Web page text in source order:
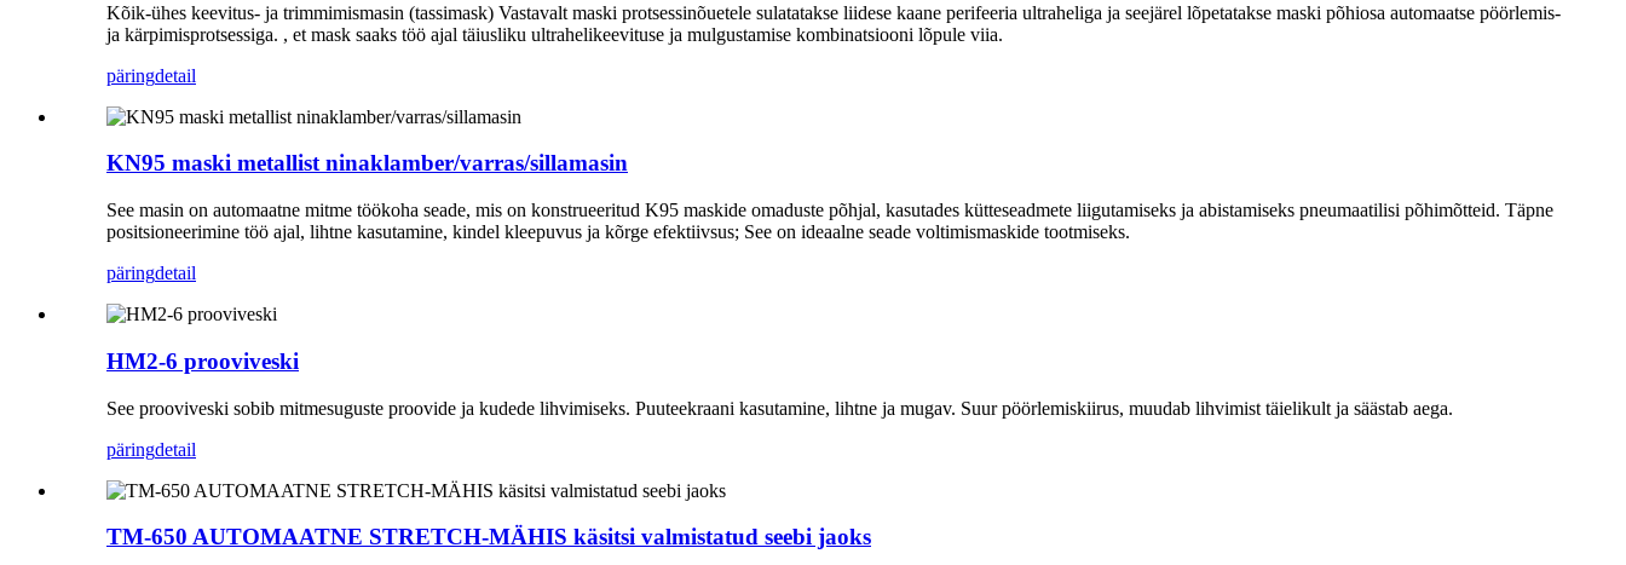
Kõik-ühes keevitus- ja trimmimismasin (tassimask) Vastavalt maski protsessinõuetele sulatatakse liidese kaane perifeeria ultraheliga ja seejärel lõpetatakse maski põhiosa automaatse pöörlemis-
ja kärpimisprotsessiga. , et mask saaks töö ajal täiusliku ultrahelikeevituse ja mulgustamise kombinatsiooni lõpule viia.
päringdetail
KN95 maski metallist ninaklamber/varras/sillamasin
See masin on automaatne mitme töökoha seade, mis on konstrueeritud K95 maskide omaduste põhjal, kasutades kütteseadmete liigutamiseks ja abistamiseks pneumaatilisi põhimõtteid. Täpne
positsioneerimine töö ajal, lihtne kasutamine, kindel kleepuvus ja kõrge efektiivsus; See on ideaalne seade voltimismaskide tootmiseks.
päringdetail
HM2-6 prooviveski
See prooviveski sobib mitmesuguste proovide ja kudede lihvimiseks. Puuteekraani kasutamine, lihtne ja mugav. Suur pöörlemiskiirus, muudab lihvimist täielikult ja säästab aega.
päringdetail
TM-650 AUTOMAATNE STRETCH-MÄHIS käsitsi valmistatud seebi jaoks